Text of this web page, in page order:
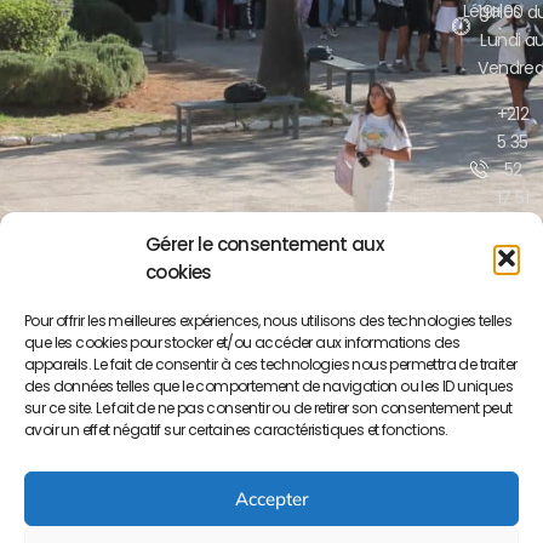
Gérer le consentement aux
cookies
Pour offrir les meilleures expériences, nous utilisons des technologies telles
que les cookies pour stocker et/ou accéder aux informations des
appareils. Le fait de consentir à ces technologies nous permettra de traiter
des données telles que le comportement de navigation ou les ID uniques
sur ce site. Le fait de ne pas consentir ou de retirer son consentement peut
avoir un effet négatif sur certaines caractéristiques et fonctions.
Accepter
Légales
19H00
Lundi
+212
5 35
52
17 51
Moulay
Youssef
Meknès